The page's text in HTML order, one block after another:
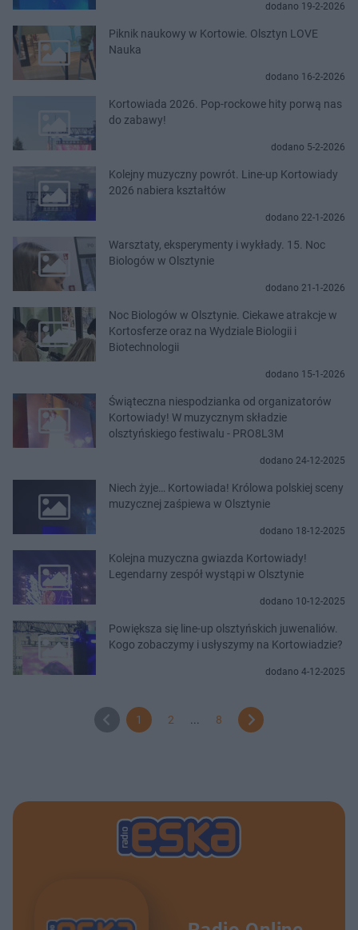
dodano 19-2-2026
Piknik naukowy w Kortowie. Olsztyn LOVE
Nauka
dodano 16-2-2026
Kortowiada 2026. Pop-rockowe hity porwą nas
do zabawy!
dodano 5-2-2026
Kolejny muzyczny powrót. Line-up Kortowiady
2026 nabiera kształtów
dodano 22-1-2026
Warsztaty, eksperymenty i wykłady. 15. Noc
Biologów w Olsztynie
dodano 21-1-2026
Noc Biologów w Olsztynie. Ciekawe atrakcje w
Kortosferze oraz na Wydziale Biologii i
Biotechnologii
dodano 15-1-2026
Świąteczna niespodzianka od organizatorów
Kortowiady! W muzycznym składzie
olsztyńskiego festiwalu - PRO8L3M
dodano 24-12-2025
Niech żyje… Kortowiada! Królowa polskiej sceny
muzycznej zaśpiewa w Olsztynie
dodano 18-12-2025
Kolejna muzyczna gwiazda Kortowiady!
Legendarny zespół wystąpi w Olsztynie
dodano 10-12-2025
Powiększa się line-up olsztyńskich juwenaliów.
Kogo zobaczymy i usłyszymy na Kortowiadzie?
dodano 4-12-2025
1 2 ... 8